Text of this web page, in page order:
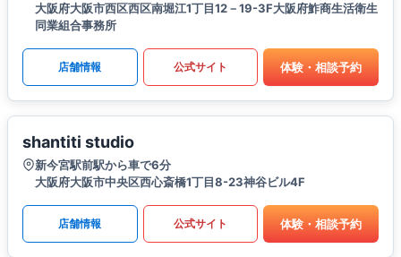
大阪府大阪市西区西区南堀江1丁目12－19-3F大阪府鮓商生活衛生
同業組合事務所
店舗情報 公式サイト 体験・相談予約
shantiti studio
新今宮駅前駅から車で6分
大阪府大阪市中央区西心斎橋1丁目8-23神谷ビル4F
店舗情報 公式サイト 体験・相談予約